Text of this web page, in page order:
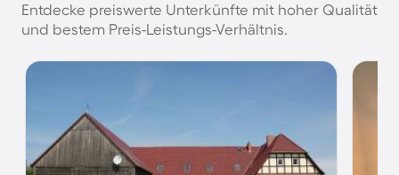
Entdecke preiswerte Unterkünfte mit hoher Qualität
und bestem Preis-Leistungs-Verhältnis.